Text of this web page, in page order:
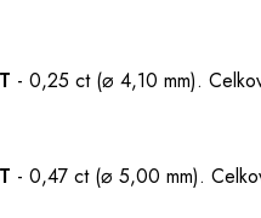
- 0,25 ct (⌀ 4,10 mm).
- 0,47 ct (⌀ 5,00 mm).